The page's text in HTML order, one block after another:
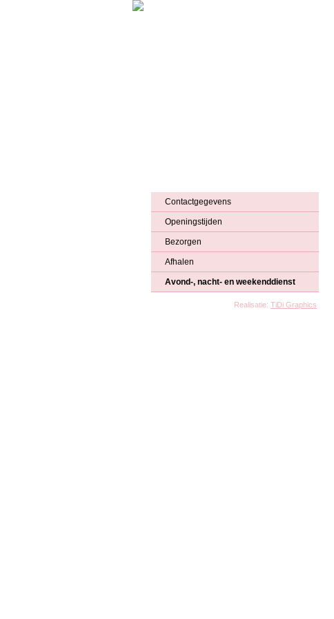
Contactgegevens
Openingstijden
Bezorgen
Afhalen
Avond-, nacht- en weekenddienst
Realisatie: TiDi Graphics